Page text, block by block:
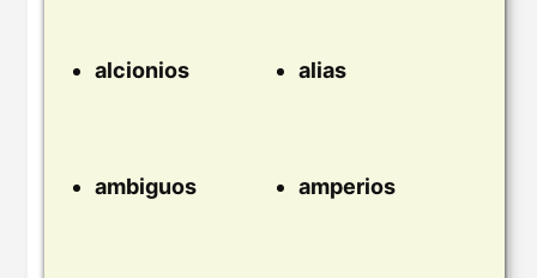
alcionios alias
ambiguos amperios